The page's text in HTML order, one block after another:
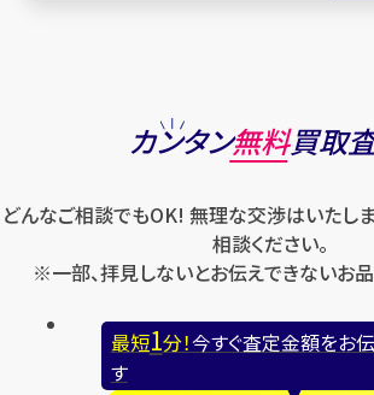
カンタン無料買取
どんなご相談でもOK! 無理な交渉はいたし
相談ください。
※一部、拝見しないとお伝えできないお品
最短1分！今すぐ査定金額をお
す